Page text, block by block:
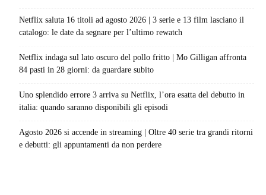
Netflix saluta 16 titoli ad agosto 2026 | 3 serie e 13 film lasciano il
catalogo: le date da segnare per l’ultimo rewatch
Netflix indaga sul lato oscuro del pollo fritto | Mo Gilligan affronta
84 pasti in 28 giorni: da guardare subito
Uno splendido errore 3 arriva su Netflix, l’ora esatta del debutto in
italia: quando saranno disponibili gli episodi
Agosto 2026 si accende in streaming | Oltre 40 serie tra grandi ritorni
e debutti: gli appuntamenti da non perdere